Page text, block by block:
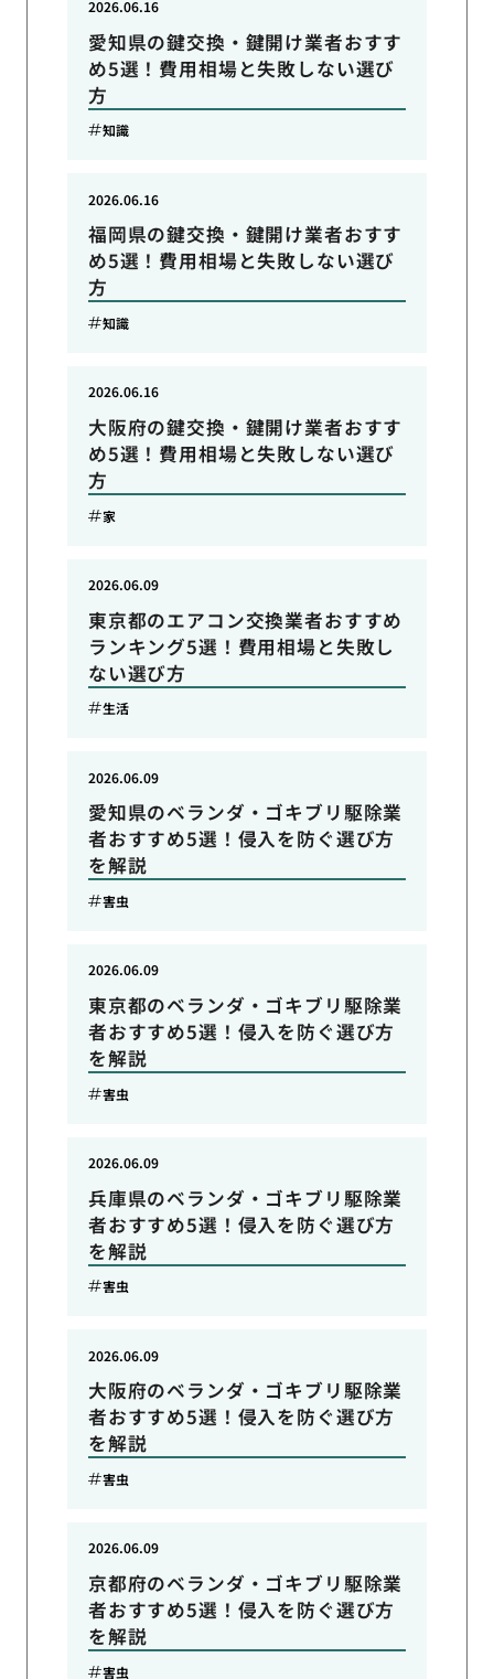
愛知県の鍵交換・鍵開け業者おすす
め5選！費用相場と失敗しない選び
方
2026.06.16
知識
福岡県の鍵交換・鍵開け業者おすす
め5選！費用相場と失敗しない選び
方
2026.06.16
知識
大阪府の鍵交換・鍵開け業者おすす
め5選！費用相場と失敗しない選び
方
2026.06.16
家
東京都のエアコン交換業者おすすめ
ランキング5選！費用相場と失敗し
ない選び方
2026.06.09
生活
愛知県のベランダ・ゴキブリ駆除業
者おすすめ5選！侵入を防ぐ選び方
を解説
2026.06.09
害虫
東京都のベランダ・ゴキブリ駆除業
者おすすめ5選！侵入を防ぐ選び方
を解説
2026.06.09
害虫
兵庫県のベランダ・ゴキブリ駆除業
者おすすめ5選！侵入を防ぐ選び方
を解説
2026.06.09
害虫
大阪府のベランダ・ゴキブリ駆除業
者おすすめ5選！侵入を防ぐ選び方
を解説
2026.06.09
害虫
京都府のベランダ・ゴキブリ駆除業
者おすすめ5選！侵入を防ぐ選び方
を解説
2026.06.09
害虫